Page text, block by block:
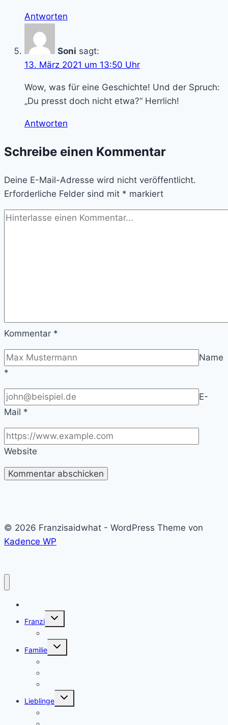
Antworten
Soni sagt:
13. März 2021 um 13:50 Uhr
Wow, was für eine Geschichte! Und der Spruch:
„Du presst doch nicht etwa?“ Herrlich!
Antworten
Schreibe einen Kommentar
Deine E-Mail-Adresse wird nicht veröffentlicht.
Erforderliche Felder sind mit * markiert
Kommentar *
Name
*
E-
Mail *
Website
© 2026 Franzisaidwhat - WordPress Theme von
Kadence WP
Franzi
Untermenü
Familie
Untermenü
Lieblinge
Untermenü